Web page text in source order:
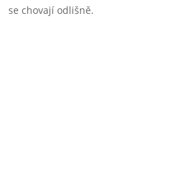
se chovají odlišně.